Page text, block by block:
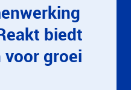
biedt
voor groei